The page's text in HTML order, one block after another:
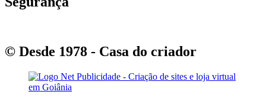
© Desde 1978 - Casa do criador